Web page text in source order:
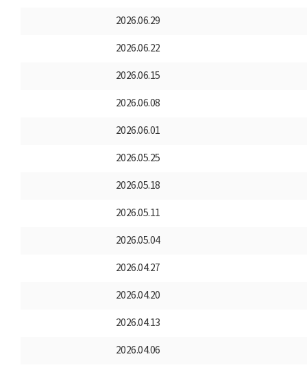
2026.06.29
2026.06.22
2026.06.15
2026.06.08
2026.06.01
2026.05.25
2026.05.18
2026.05.11
2026.05.04
2026.04.27
2026.04.20
2026.04.13
2026.04.06